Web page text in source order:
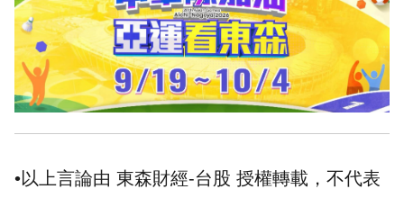
•以上言論由 東森財經-台股 授權轉載，不代表